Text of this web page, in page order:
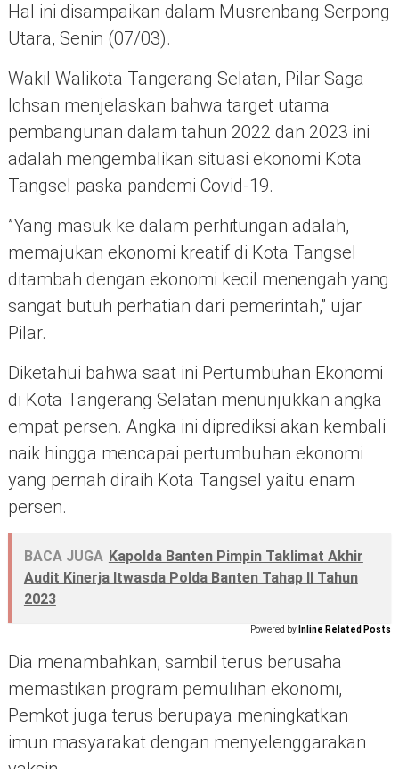
Hal ini disampaikan dalam Musrenbang Serpong
Utara, Senin (07/03).
Wakil Walikota Tangerang Selatan, Pilar Saga
Ichsan menjelaskan bahwa target utama
pembangunan dalam tahun 2022 dan 2023 ini
adalah mengembalikan situasi ekonomi Kota
Tangsel paska pandemi Covid-19.
”Yang masuk ke dalam perhitungan adalah,
memajukan ekonomi kreatif di Kota Tangsel
ditambah dengan ekonomi kecil menengah yang
sangat butuh perhatian dari pemerintah,” ujar
Pilar.
Diketahui bahwa saat ini Pertumbuhan Ekonomi
di Kota Tangerang Selatan menunjukkan angka
empat persen. Angka ini diprediksi akan kembali
naik hingga mencapai pertumbuhan ekonomi
yang pernah diraih Kota Tangsel yaitu enam
persen.
BACA JUGA Kapolda Banten Pimpin Taklimat Akhir
Audit Kinerja Itwasda Polda Banten Tahap II Tahun
2023
Powered by Inline Related Posts
Dia menambahkan, sambil terus berusaha
memastikan program pemulihan ekonomi,
Pemkot juga terus berupaya meningkatkan
imun masyarakat dengan menyelenggarakan